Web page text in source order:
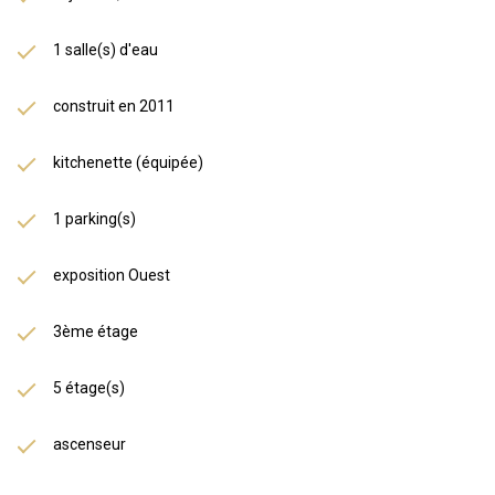
1 salle(s) d'eau
construit en 2011
kitchenette (équipée)
1 parking(s)
exposition Ouest
3ème étage
5 étage(s)
ascenseur